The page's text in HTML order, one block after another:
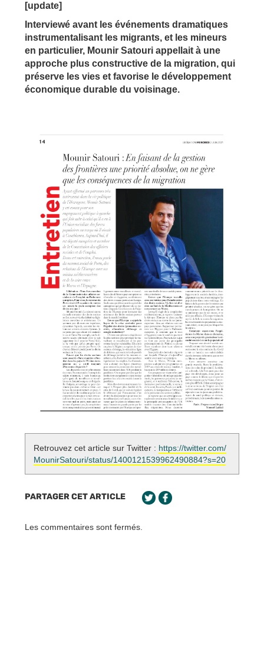
[update]
Interviewé avant les événements dramatiques
instrumentalisant les migrants, et les mineurs
en particulier, Mounir Satouri appellait à une
approche plus constructive de la migration, qui
préserve les vies et favorise le développement
économique durable du voisinage.
Retrouvez cet article sur Twitter : https://twitter.com/
MounirSatouri/status/1400121539962490884?s=20
PARTAGER CET ARTICLE
Les commentaires sont fermés.